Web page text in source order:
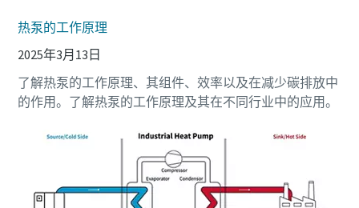
热泵的工作原理
2025年3月13日
了解热泵的工作原理、其组件、效率以及在减少碳排放中
的作用。了解热泵的工作原理及其在不同行业中的应用。